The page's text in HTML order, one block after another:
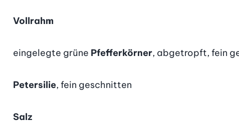
Vollrahm
eingelegte grüne Pfefferkörner, abgetropft, fein
Petersilie, fein geschnitten
Salz